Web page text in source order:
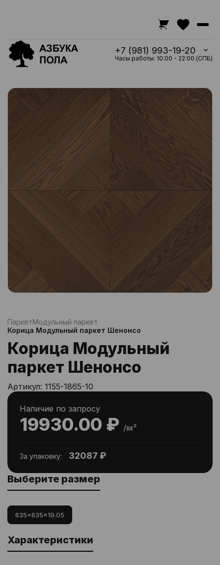
+7 (981) 993-19-20
Часы работы: 10:00 - 22:00 (СПБ)
ПаркетМодульный паркет
Корица Модульный паркет Шенонсо
Корица Модульный
паркет Шенонсо
Артикул: 1155-1865-10
19930.00 ₽ /м²
Наличие по запросу
За упаковку: 32087 ₽
Выберите размер
635x635x19.05
Характеристики